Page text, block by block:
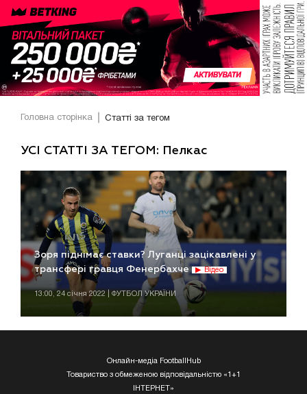
Головна сторінка Статті за тегом
УСІ СТАТТІ ЗА ТЕГОМ: Пелкас
Зоря піднімає ставки? Луганці зацікавлені у
трансфері гравця Фенербахче
Відео
13:00, 24 січня 2022 | ФУТБОЛ УКРАЇНИ
Онлайн-медіа FootballHub
Товариство з обмеженою відповідальністю «1+1
ІНТЕРНЕТ»